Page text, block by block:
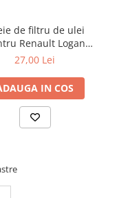
de filtru de ulei
Renault Logan
3/8" cu 76mm x 12
27,00 Lei
IN COS